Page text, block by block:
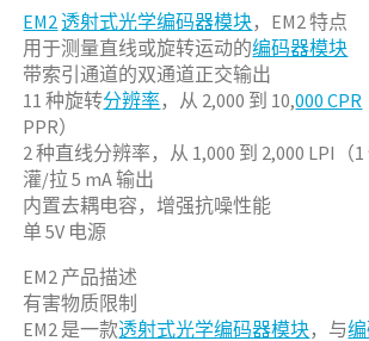
EM2透射式光学编码器模块，EM2 特点
用于测量直线或旋转运动的编码器模块
带索引通道的双通道正交输出
11 种旋转分辨率，从 2,000 到 10,000 CPR
PPR）
2 种直线分辨率，从 1,000 到 2,000 LPI（1
灌/拉 5 mA 输出
内置去耦电容，增强抗噪性能
单 5V 电源
EM2 产品描述
有害物质限制
EM2 是一款透射式光学编码器模块，与